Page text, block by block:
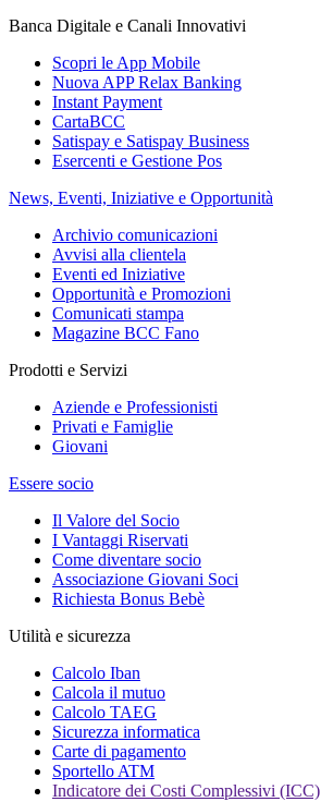
Banca Digitale e Canali Innovativi
Scopri le App Mobile
Nuova APP Relax Banking
Instant Payment
CartaBCC
Satispay e Satispay Business
Esercenti e Gestione Pos
News, Eventi, Iniziative e Opportunità
Archivio comunicazioni
Avvisi alla clientela
Eventi ed Iniziative
Opportunità e Promozioni
Comunicati stampa
Magazine BCC Fano
Prodotti e Servizi
Aziende e Professionisti
Privati e Famiglie
Giovani
Essere socio
Il Valore del Socio
I Vantaggi Riservati
Come diventare socio
Associazione Giovani Soci
Richiesta Bonus Bebè
Utilità e sicurezza
Calcolo Iban
Calcola il mutuo
Calcolo TAEG
Sicurezza informatica
Carte di pagamento
Sportello ATM
Indicatore dei Costi Complessivi (ICC)